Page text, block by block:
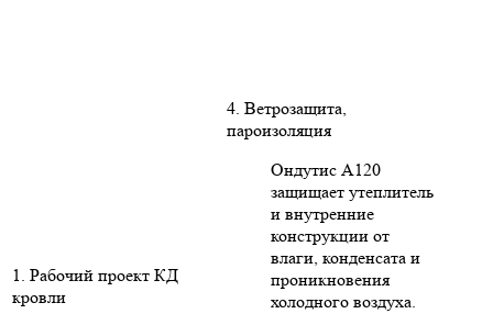
1. Рабочий проект КД
кровли
4. Ветрозащита,
пароизоляция
Ондутис А120
защищает утеплитель
и внутренние
конструкции от
влаги, конденсата и
проникновения
холодного воздуха.